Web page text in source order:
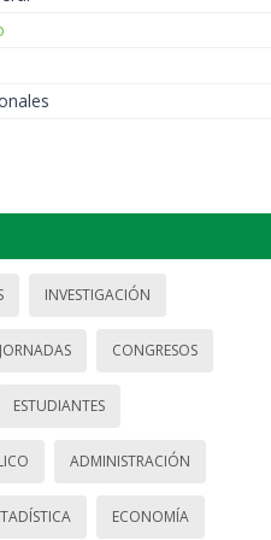
INVESTIGACIÓN
JORNADAS CONGRESOS
ESTUDIANTES
ADMINISTRACIÓN
ECONOMÍA